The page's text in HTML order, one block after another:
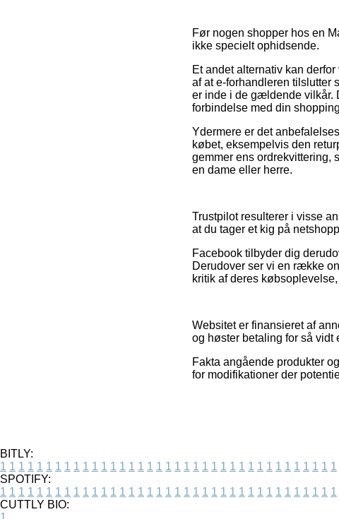
Før nogen shopper hos en
ikke specielt ophidsende.
Et andet alternativ kan
af at e-forhandleren tilslutter
er inde i de gældende vilkår.
forbindelse med din
Ydermere er det
købet, eksempelvis den
gemmer ens ordrekvittering,
en dame eller herre.
Trustpilot resulterer i visse
at du tager et kig på
Facebook tilbyder dig
Derudover ser vi en række
kritik af deres
Websitet er finansieret af
og høster betaling for så vidt
Fakta angående produkter
for modifikationer der
BITLY:
1 1 1 1 1 1 1 1 1 1 1 1 1 1 1 1 1 1 1 1 1 1 1 1 1 1 1 1 1 1 1 1 1 1 1 1 1
SPOTIFY:
1 1 1 1 1 1 1 1 1 1 1 1 1 1 1 1 1 1 1 1 1 1 1 1 1 1 1 1 1 1 1 1 1 1 1 1 1
CUTTLY BIO: